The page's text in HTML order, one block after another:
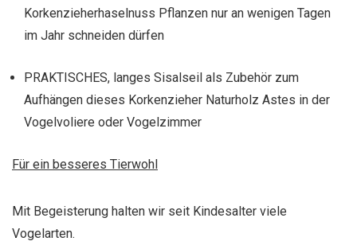
Korkenzieherhaselnuss Pflanzen nur an wenigen Tagen
im Jahr schneiden dürfen
PRAKTISCHES, langes Sisalseil als Zubehör zum
Aufhängen dieses Korkenzieher Naturholz Astes in der
Vogelvoliere oder Vogelzimmer
Für ein besseres Tierwohl
Mit Begeisterung halten wir seit Kindesalter viele
Vogelarten.